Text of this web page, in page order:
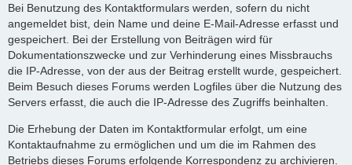
Bei Benutzung des Kontaktformulars werden, sofern du nicht
angemeldet bist, dein Name und deine E-Mail-Adresse erfasst und
gespeichert. Bei der Erstellung von Beiträgen wird für
Dokumentationszwecke und zur Verhinderung eines Missbrauchs
die IP-Adresse, von der aus der Beitrag erstellt wurde, gespeichert.
Beim Besuch dieses Forums werden Logfiles über die Nutzung des
Servers erfasst, die auch die IP-Adresse des Zugriffs beinhalten.
Die Erhebung der Daten im Kontaktformular erfolgt, um eine
Kontaktaufnahme zu ermöglichen und um die im Rahmen des
Betriebs dieses Forums erfolgende Korrespondenz zu archivieren.